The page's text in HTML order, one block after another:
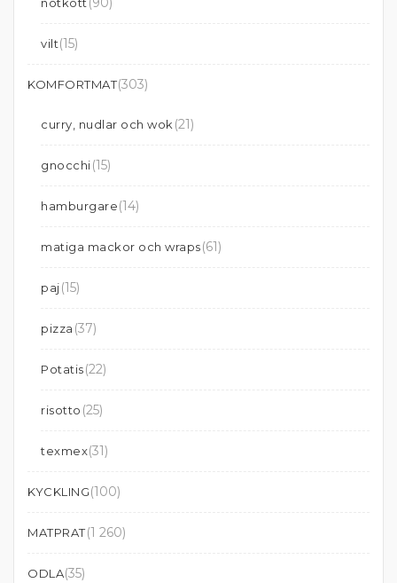
vilt(15)
KOMFORTMAT(303)
curry, nudlar och wok (21)
gnocchi(15)
hamburgare(14)
matiga mackor och wraps(61)
paj(15)
pizza (37)
Potatis(22)
risotto (25)
texmex(31)
KYCKLING(100)
MATPRAT(1 260)
ODLA(35)